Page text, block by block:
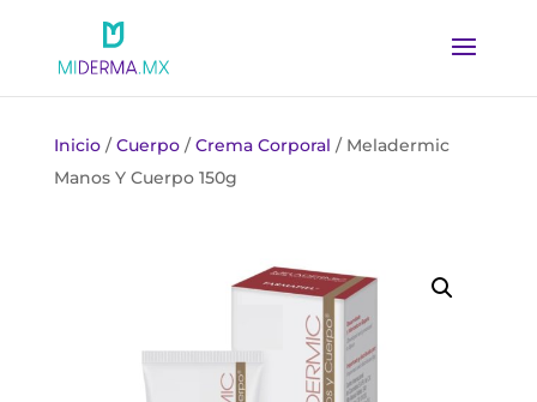
Inicio/Cuerpo/Crema Corporal / Meladermic
Manos Y Cuerpo 150g